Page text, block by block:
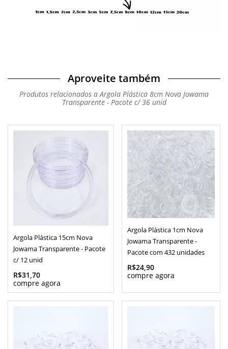
Aproveite também
Produtos relacionados a Argola Plástica 8cm Nova Jowama
Transparente - Pacote c/ 36 unid
Argola Plástica 15cm Nova
Jowama Transparente - Pacote
c/ 12 unid
R$31,70
Argola Plástica 1cm Nova
Jowama Transparente -
Pacote com 432 unidades
R$24,90